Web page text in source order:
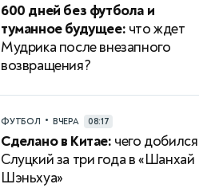
600 дней без футбола и
туманное будущее: что ждет
Мудрика после внезапного
возвращения?
ФУТБОЛ • ВЧЕРА 08:17
Сделано в Китае: чего добился
Слуцкий за три года в «Шанхай
Шэньхуа»